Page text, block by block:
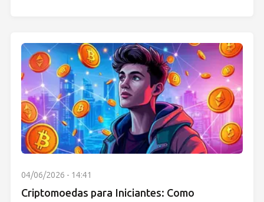
04/06/2026 - 14:41
Criptomoedas para Iniciantes: Como